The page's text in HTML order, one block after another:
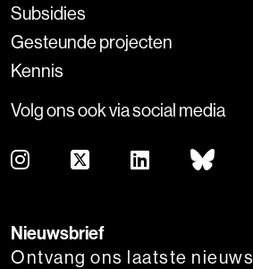
Subsidies
Gesteunde projecten
Kennis
Volg ons ook via social media
Nieuwsbrief
Ontvang ons laatste nieuws